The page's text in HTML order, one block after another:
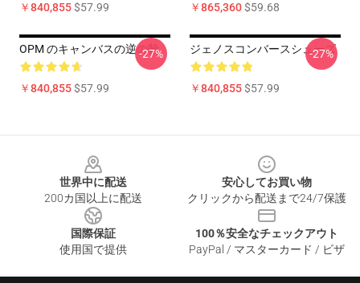
￥840,855$57.99 ￥865,360$59.68
OPM のキャンバスの逆の靴
￥840,855$57.99
-27% ジェノスコンバースシューズ
￥840,855$57.99
-27%
世界中に配送
200カ国以上に配送
安心してお買い物
クリックから配送まで24/7保護
国際保証
使用国で提供
100％安全なチェックアウト
PayPal / マスターカード / ビザ